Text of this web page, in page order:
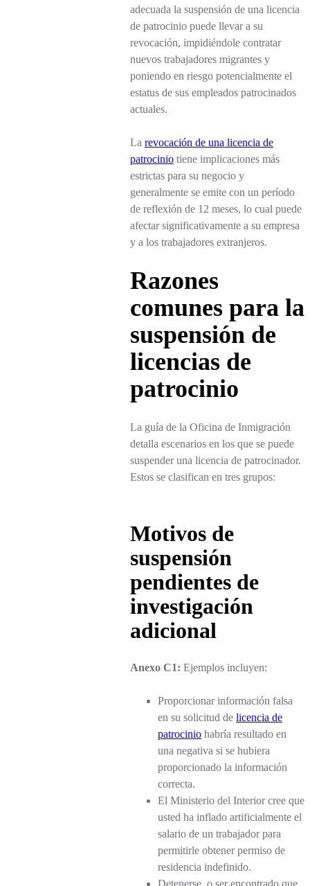
adecuada la suspensión de una licencia
de patrocinio puede llevar a su
revocación, impidiéndole contratar
nuevos trabajadores migrantes y
poniendo en riesgo potencialmente el
estatus de sus empleados patrocinados
actuales.
La revocación de una licencia de
patrocinio tiene implicaciones más
estrictas para su negocio y
generalmente se emite con un período
de reflexión de 12 meses, lo cual puede
afectar significativamente a su empresa
y a los trabajadores extranjeros.
Razones
comunes para la
suspensión de
licencias de
patrocinio
La guía de la Oficina de Inmigración
detalla escenarios en los que se puede
suspender una licencia de patrocinador.
Estos se clasifican en tres grupos:
Motivos de
suspensión
pendientes de
investigación
adicional
Anexo C1: Ejemplos incluyen:
Proporcionar información falsa
en su solicitud de licencia de
patrocinio habría resultado en
una negativa si se hubiera
proporcionado la información
correcta.
El Ministerio del Interior cree que
usted ha inflado artificialmente el
salario de un trabajador para
permitirle obtener permiso de
residencia indefinido.
Detenerse, o ser encontrado que